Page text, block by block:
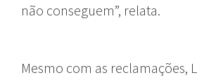
não conseguem”, relata.
Mesmo com as reclamações,